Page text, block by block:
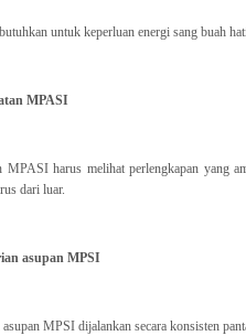
untuk keperluan energi sang buah
MPASI
MPASI harus melihat perlengkapan yang
dari luar.
asupan MPSI
asupan MPSI dijalankan secara konsisten